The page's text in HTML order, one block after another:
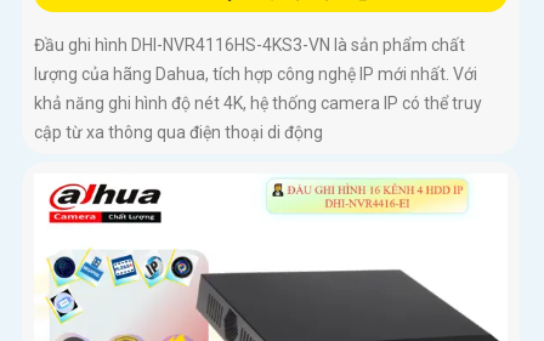
Đầu ghi hình DHI-NVR4116HS-4KS3-VN là sản phẩm chất
lượng của hãng Dahua, tích hợp công nghệ IP mới nhất. Với
khả năng ghi hình độ nét 4K, hệ thống camera IP có thể truy
cập từ xa thông qua điện thoại di động